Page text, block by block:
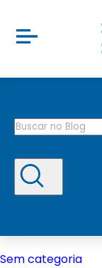
Sem categoria